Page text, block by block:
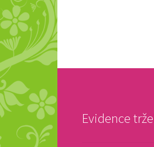
Evidence